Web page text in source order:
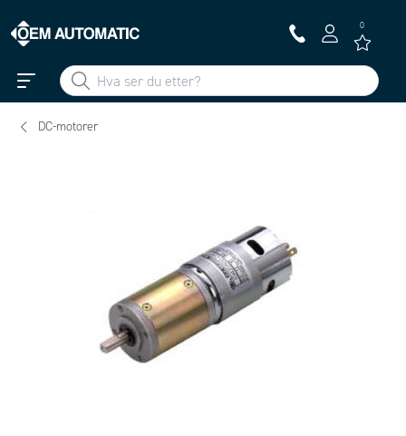
0
DC-motorer